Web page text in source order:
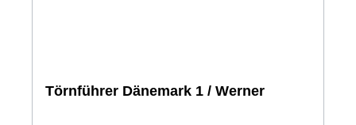
Törnführer Dänemark 1 / Werner